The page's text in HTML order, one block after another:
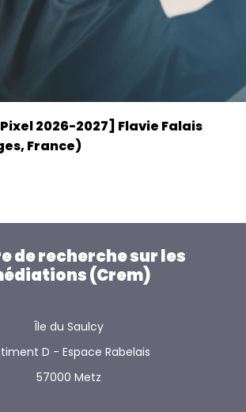
2026-2027] Flavie Falais
France)
de recherche sur les
(Crem)
Île du Saulcy
D - Espace Rabelais
57000 Metz